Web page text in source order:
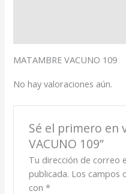
MATAMBRE VACUNO 109
No hay valoraciones aún.
Sé el primero en
VACUNO 109”
Tu dirección de correo
publicada. Los campos
con *